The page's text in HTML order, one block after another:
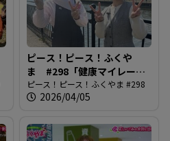
ピース！ピース！ふくや
ま #298「健康マイレージ
がバージョンアップ」
ピース！ピース！ふくやま #298
2026/04/05